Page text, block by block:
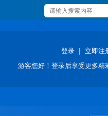
登录
立即注
游客您好！登录后享受更多精